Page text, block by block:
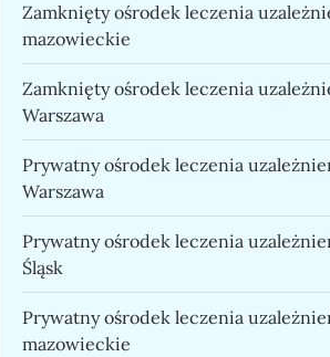
Zamknięty ośrodek leczenia
mazowieckie
Zamknięty ośrodek leczenia
Warszawa
Prywatny ośrodek leczenia
Warszawa
Prywatny ośrodek leczenia
Śląsk
Prywatny ośrodek leczenia
mazowieckie